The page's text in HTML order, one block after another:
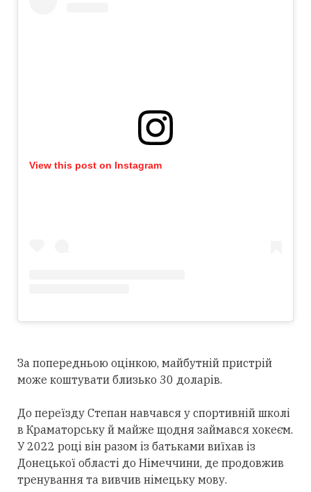
View this post on Instagram
За попередньою оцінкою, майбутній пристрій
може коштувати близько 30 доларів.
До переїзду Степан навчався у спортивній школі
в Краматорську й майже щодня займався хокеєм.
У 2022 році він разом із батьками виїхав із
Донецької області до Німеччини, де продовжив
тренування та вивчив німецьку мову.